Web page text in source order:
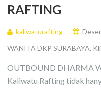
RAFTING
kaliwaturafting
WANITA DKP SURABAYA,
OUTBOUND DHARMA
Kaliwatu Rafting tidak